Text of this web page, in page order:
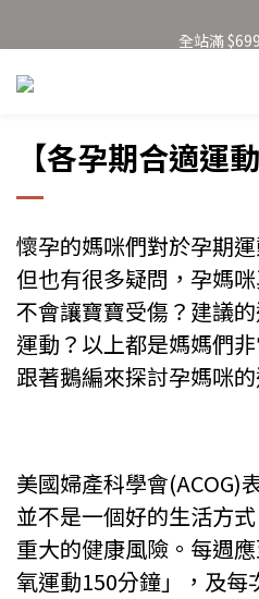
加入新會員得
【各孕期合適運
懷孕的媽咪們對於孕期
但也有很多疑問，孕媽
不會讓寶寶受傷？建議
運動？以上都是媽媽們
跟著鵝編來探討孕媽咪的
美國婦產科學會(ACOG)
並不是一個好的生活方
重大的健康風險。每週
氧運動150分鐘」，及每